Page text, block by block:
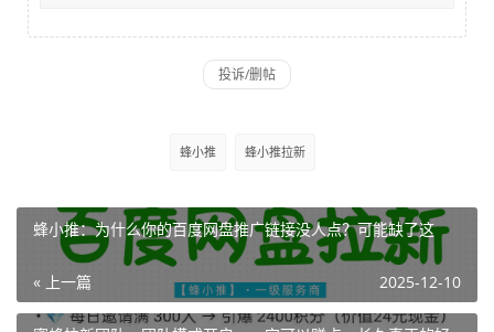
蜂小推 蜂小推拉新
蜂小推：为什么你的百度网盘推广链接没人点？可能缺了这
« 上一篇 2025-12-10